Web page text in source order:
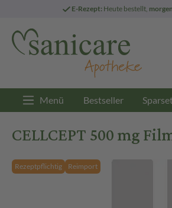
E-Rezept: Heute bestellt,
Menü Bestseller
CELLCEPT 500 mg
Rezeptpflichtig Reimport